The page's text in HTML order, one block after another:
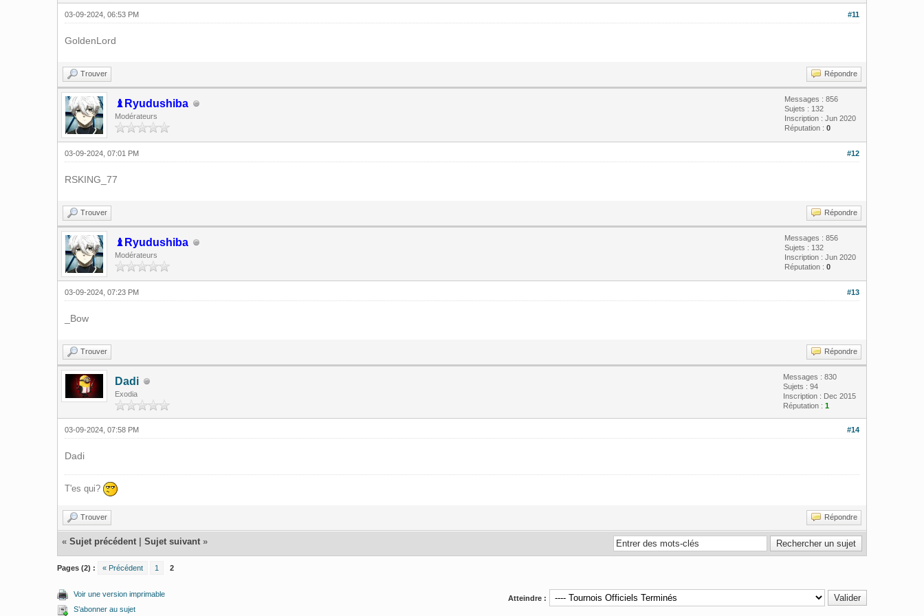
#11
03-09-2024, 06:53 PM
GoldenLord
Trouver Répondre
♝Ryudushiba
Modérateurs
Messages : 856
Sujets : 132
Inscription : Jun 2020
Réputation : 0
#12
03-09-2024, 07:01 PM
RSKING_77
Trouver Répondre
♝Ryudushiba
Modérateurs
Messages : 856
Sujets : 132
Inscription : Jun 2020
Réputation : 0
#13
03-09-2024, 07:23 PM
_Bow
Trouver Répondre
Dadi
Exodia
Messages : 830
Sujets : 94
Inscription : Dec 2015
Réputation : 1
#14
03-09-2024, 07:58 PM
Dadi
T'es qui?
Trouver Répondre
« Sujet précédent| Sujet suivant»
Pages (2) : « Précédent 1 2
Voir une version imprimable
S’abonner au sujet
Atteindre :